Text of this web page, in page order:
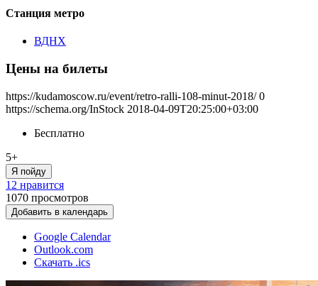
Станция метро
ВДНХ
Цены на билеты
https://kudamoscow.ru/event/retro-ralli-108-minut-2018/ 0
https://schema.org/InStock 2018-04-09T20:25:00+03:00
Бесплатно
5+
Я пойду
12 нравится
1070 просмотров
Добавить в календарь
Google Calendar
Outlook.com
Скачать .ics